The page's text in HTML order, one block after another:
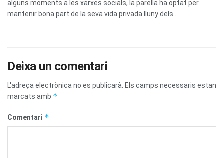
alguns moments a les xarxes socials, la parella ha optat per
mantenir bona part de la seva vida privada lluny dels...
Deixa un comentari
L'adreça electrònica no es publicarà. Els camps necessaris estan
marcats amb *
Comentari *